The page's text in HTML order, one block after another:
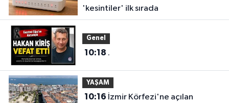
'kesintiler' ilk sırada
Genel
10:18 .
YAŞAM
10:16